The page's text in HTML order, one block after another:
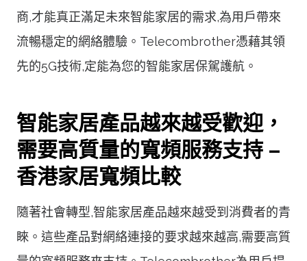
商,才能真正滿足未來智能家居的需求,為用戶帶來
流暢穩定的網絡體驗。Telecombrother憑藉其領
先的5G技術,定能為您的智能家居保駕護航。
智能家居產品越來越受歡迎，
需要高質量的寬頻服務支持 –
香港家居寬頻比較
隨著社會轉型,智能家居產品越來越受到消費者的青
睞。這些產品對網絡連接的要求越來越高,需要高質